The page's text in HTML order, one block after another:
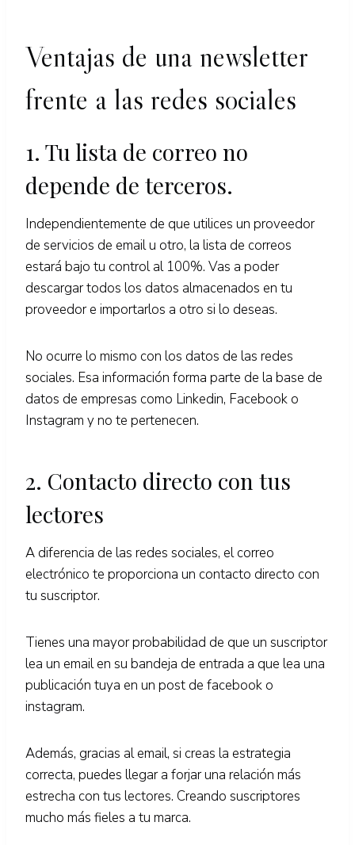
Ventajas de una newsletter
frente a las redes sociales
1. Tu lista de correo no
depende de terceros.
Independientemente de que utilices un proveedor
de servicios de email u otro, la lista de correos
estará bajo tu control al 100%. Vas a poder
descargar todos los datos almacenados en tu
proveedor e importarlos a otro si lo deseas.
No ocurre lo mismo con los datos de las redes
sociales. Esa información forma parte de la base de
datos de empresas como Linkedin, Facebook o
Instagram y no te pertenecen.
2. Contacto directo con tus
lectores
A diferencia de las redes sociales, el correo
electrónico te proporciona un contacto directo con
tu suscriptor.
Tienes una mayor probabilidad de que un suscriptor
lea un email en su bandeja de entrada a que lea una
publicación tuya en un post de facebook o
instagram.
Además, gracias al email, si creas la estrategia
correcta, puedes llegar a forjar una relación más
estrecha con tus lectores. Creando suscriptores
mucho más fieles a tu marca.